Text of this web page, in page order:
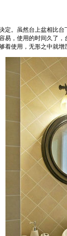
定。虽然台上盆相比
易，使用的时间久了
着使用，无形之中就增